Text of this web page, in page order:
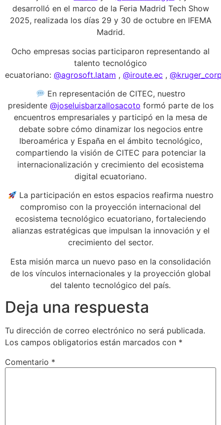
desarrolló en el marco de la Feria Madrid Tech Show
2025, realizada los días 29 y 30 de octubre en IFEMA
Madrid.
Ocho empresas socias participaron representando al
talento tecnológico
ecuatoriano: @agrosoft.latam , @iroute.ec ,
En representación de CITEC, nuestro
presidente @joseluisbarzallosacoto formó parte de los
encuentros empresariales y participó en la mesa de
debate sobre cómo dinamizar los negocios entre
Iberoamérica y España en el ámbito tecnológico,
compartiendo la visión de CITEC para potenciar la
internacionalización y crecimiento del ecosistema
digital ecuatoriano.
La participación en estos espacios reafirma nuestro
compromiso con la proyección internacional del
ecosistema tecnológico ecuatoriano, fortaleciendo
alianzas estratégicas que impulsan la innovación y el
crecimiento del sector.
Esta misión marca un nuevo paso en la consolidación
de los vínculos internacionales y la proyección global
del talento tecnológico del país.
Deja una respuesta
Tu dirección de correo electrónico no será publicada.
Los campos obligatorios están marcados con *
Comentario *